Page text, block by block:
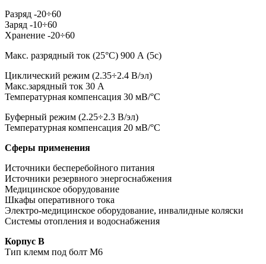
Разряд -20÷60
Заряд -10÷60
Хранение -20÷60
Макс. разрядный ток (25°С) 900 А (5с)
Циклический режим (2.35÷2.4 В/эл)
Макс.зарядный ток 30 А
Температурная компенсация 30 мВ/°С
Буферный режим (2.25÷2.3 В/эл)
Температурная компенсация 20 мВ/°С
Cферы применения
Источники бесперебойного питания
Источники резервного энергоснабжения
Медицинское оборудование
Шкафы оперативного тока
Электро-медицинское оборудование, инвалидные коляски
Системы отопления и водоснабжения
Корпус B
Тип клемм под болт M6